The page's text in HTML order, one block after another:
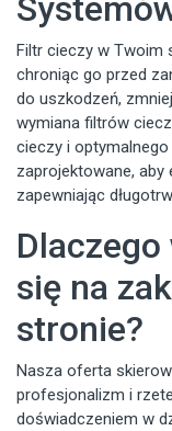
Filtr cieczy w Twoim
chroniąc go przed
do uszkodzeń,
wymiana filtrów
cieczy i
zaprojektowane,
zapewniając
się na
stronie?
Nasza oferta
profesjonalizm i
doświadczeniem w